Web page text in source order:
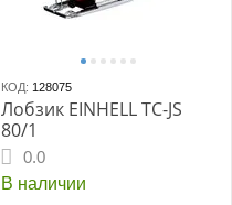
КОД: 128075
Лобзик EINHELL TC-JS
80/1
0.0
В наличии